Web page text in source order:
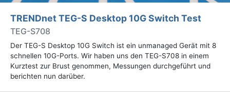
TRENDnet TEG-S Desktop 10G Switch Test
TEG-S708
Der TEG-S Desktop 10G Switch ist ein unmanaged Gerät mit 8
schnellen 10G-Ports. Wir haben uns den TEG-S708 in einem
Kurztest zur Brust genommen, Messungen durchgeführt und
berichten nun darüber.